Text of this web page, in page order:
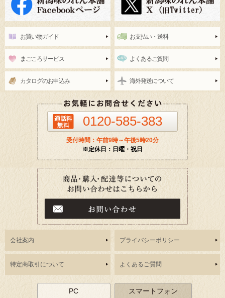
お買い物ガイド お支払い・送料
まごころサービス よくあるご質問
カタログのお申込み 海外発送について
0120-585-383
受付時間：午前9時～午後5時20分
※定休日：日曜・祝日
会社案内 プライバシーポリシー
特定商取引について よくあるご質問
PC スマートフォン